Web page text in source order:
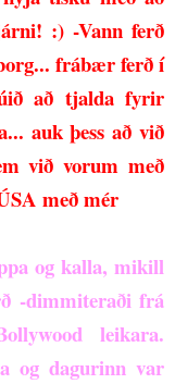
:) -Vann ferð
frábær ferð í
að tjalda fyrir
auk þess að við
við vorum með
með mér
og kalla, mikill
-dimmiteraði frá
leikara.
og dagurinn var